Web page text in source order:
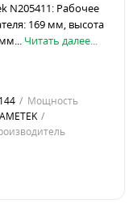
N205411: Рабочее
169 мм, высота
Читать далее...
Мощность
AMETEK